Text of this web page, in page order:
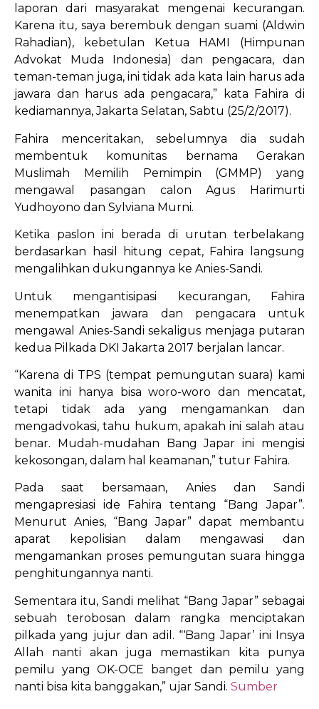
laporan dari masyarakat mengenai kecurangan.
Karena itu, saya berembuk dengan suami (Aldwin
Rahadian), kebetulan Ketua HAMI (Himpunan
Advokat Muda Indonesia) dan pengacara, dan
teman-teman juga, ini tidak ada kata lain harus ada
jawara dan harus ada pengacara,” kata Fahira di
kediamannya, Jakarta Selatan, Sabtu (25/2/2017).
Fahira menceritakan, sebelumnya dia sudah
membentuk komunitas bernama Gerakan
Muslimah Memilih Pemimpin (GMMP) yang
mengawal pasangan calon Agus Harimurti
Yudhoyono dan Sylviana Murni.
Ketika paslon ini berada di urutan terbelakang
berdasarkan hasil hitung cepat, Fahira langsung
mengalihkan dukungannya ke Anies-Sandi.
Untuk mengantisipasi kecurangan, Fahira
menempatkan jawara dan pengacara untuk
mengawal Anies-Sandi sekaligus menjaga putaran
kedua Pilkada DKI Jakarta 2017 berjalan lancar.
“Karena di TPS (tempat pemungutan suara) kami
wanita ini hanya bisa woro-woro dan mencatat,
tetapi tidak ada yang mengamankan dan
mengadvokasi, tahu hukum, apakah ini salah atau
benar. Mudah-mudahan Bang Japar ini mengisi
kekosongan, dalam hal keamanan,” tutur Fahira.
Pada saat bersamaan, Anies dan Sandi
mengapresiasi ide Fahira tentang “Bang Japar”.
Menurut Anies, “Bang Japar” dapat membantu
aparat kepolisian dalam mengawasi dan
mengamankan proses pemungutan suara hingga
penghitungannya nanti.
Sementara itu, Sandi melihat “Bang Japar” sebagai
sebuah terobosan dalam rangka menciptakan
pilkada yang jujur dan adil. “‘Bang Japar’ ini Insya
Allah nanti akan juga memastikan kita punya
pemilu yang OK-OCE banget dan pemilu yang
nanti bisa kita banggakan,” ujar Sandi. Sumber